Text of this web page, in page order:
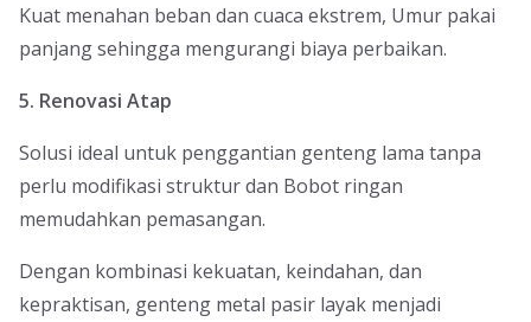
Kuat menahan beban dan cuaca ekstrem, Umur pakai
panjang sehingga mengurangi biaya perbaikan.
5. Renovasi Atap
Solusi ideal untuk penggantian genteng lama tanpa
perlu modifikasi struktur dan Bobot ringan
memudahkan pemasangan.
Dengan kombinasi kekuatan, keindahan, dan
kepraktisan, genteng metal pasir layak menjadi